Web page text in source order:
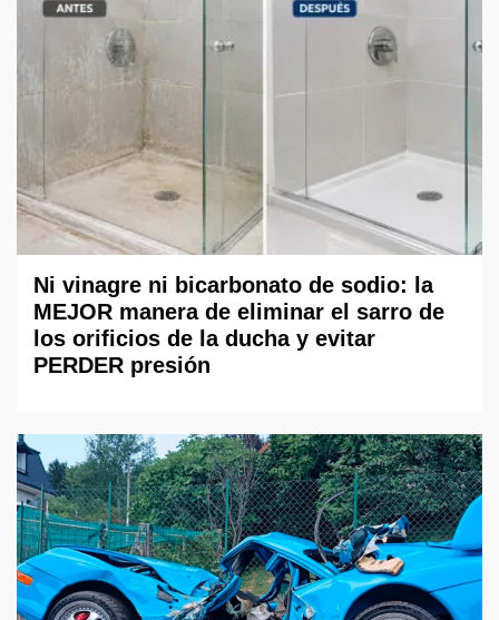
Ni vinagre ni bicarbonato de sodio: la
MEJOR manera de eliminar el sarro de
los orificios de la ducha y evitar
PERDER presión